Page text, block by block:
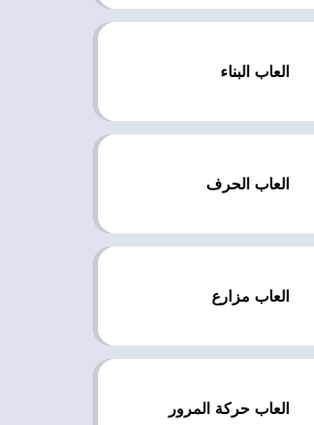
العاب البناء
العاب الحرف
العاب مزارع
العاب حركة المرور